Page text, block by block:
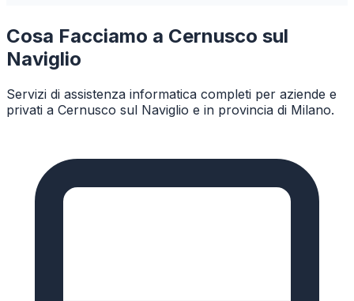
Cosa Facciamo a Cernusco sul
Naviglio
Servizi di assistenza informatica completi per aziende e
privati a Cernusco sul Naviglio e in provincia di Milano.